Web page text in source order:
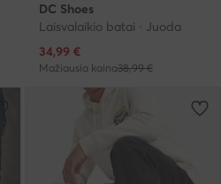
DC Shoes
Laisvalaikio batai · Juoda
Dabartinė kaina
34,99 €
Mažiausia kaina38,99 €